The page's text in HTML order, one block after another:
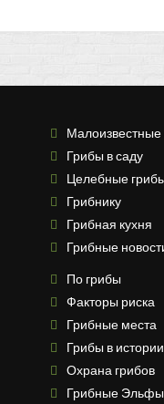
Малоизвестные
Грибы в саду
Целебные
Грибнику
Грибная кухня
Грибные
По грибы
Факторы риска
Грибные места
Грибы в истории
Охрана грибов
Грибные Эльфы